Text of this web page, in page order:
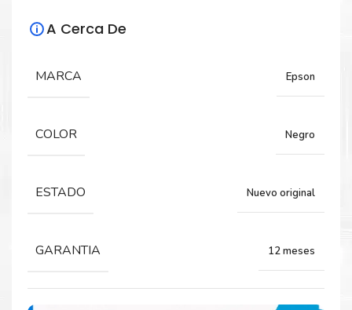
Para impresoras:
Rendimiento:
A Cerca De
MARCA Epson
COLOR Negro
ESTADO Nuevo original
GARANTIA 12 meses